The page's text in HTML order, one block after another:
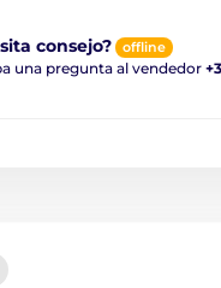
consejo? offline
una pregunta al vendedor